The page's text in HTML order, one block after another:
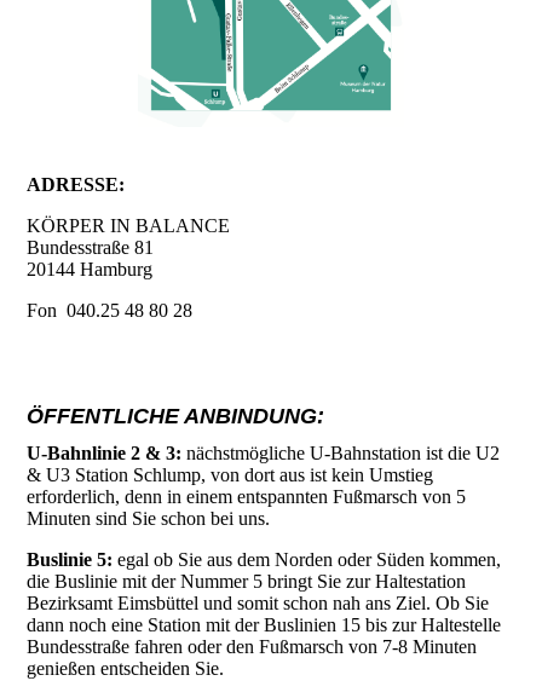
ADRESSE:
KÖRPER IN BALANCE
Bundesstraße 81
20144 Hamburg
Fon 040.25 48 80 28
ÖFFENTLICHE ANBINDUNG:
U-Bahnlinie 2 & 3: nächstmögliche U-Bahnstation ist die U2
& U3 Station Schlump, von dort aus ist kein Umstieg
erforderlich, denn in einem entspannten Fußmarsch von 5
Minuten sind Sie schon bei uns.
Buslinie 5: egal ob Sie aus dem Norden oder Süden kommen,
die Buslinie mit der Nummer 5 bringt Sie zur Haltestation
Bezirksamt Eimsbüttel und somit schon nah ans Ziel. Ob Sie
dann noch eine Station mit der Buslinien 15 bis zur Haltestelle
Bundesstraße fahren oder den Fußmarsch von 7-8 Minuten
genießen entscheiden Sie.